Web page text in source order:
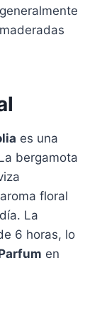
es una
bergamota
floral
La
6 horas, lo
en